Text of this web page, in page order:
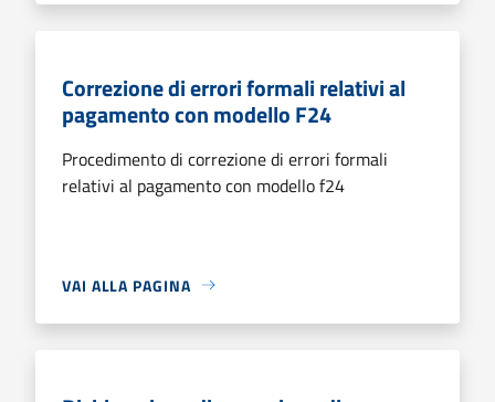
Correzione di errori formali relativi al
pagamento con modello F24
Procedimento di correzione di errori formali
relativi al pagamento con modello f24
VAI ALLA PAGINA